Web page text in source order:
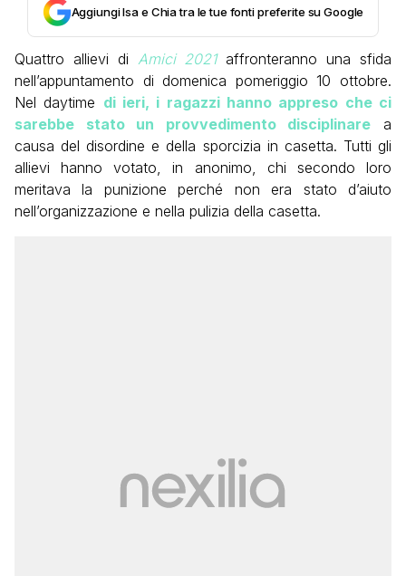
Aggiungi Isa e Chia tra le tue fonti preferite su Google
Quattro allievi di Amici 2021affronteranno una sfida
nell’appuntamento di domenica pomeriggio 10 ottobre.
Nel daytime di ieri, i ragazzi hanno appreso che ci
sarebbe stato un provvedimento disciplinare a
causa del disordine e della sporcizia in casetta. Tutti gli
allievi hanno votato, in anonimo, chi secondo loro
meritava la punizione perché non era stato d’aiuto
nell’organizzazione e nella pulizia della casetta.